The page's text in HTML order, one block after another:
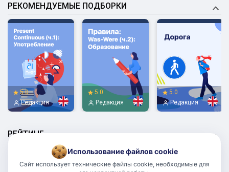
РЕКОМЕНДУЕМЫЕ ПОДБОРКИ
5.0
Редакция
5.0
Редакция
5.0
Редакция
РЕЙТИНГ
None
75.00% Верно
02:12 Минут
Использование файлов cookie
Сайт использует технические файлы cookie, необходимые для